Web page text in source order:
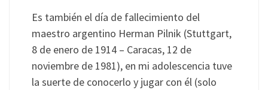
Es también el día de fallecimiento del
maestro argentino Herman Pilnik (Stuttgart,
8 de enero de 1914 – Caracas, 12 de
noviembre de 1981), en mi adolescencia tuve
la suerte de conocerlo y jugar con él (solo